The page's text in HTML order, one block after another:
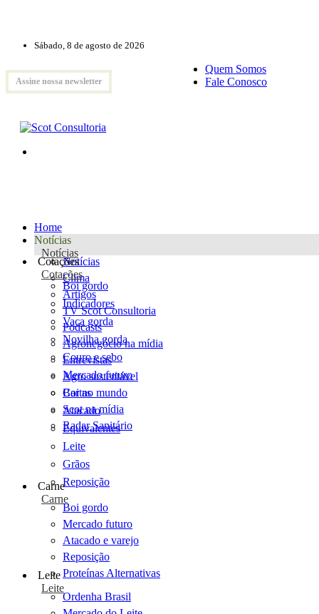
Sábado, 8 de agosto de 2026
Assine nossa newsletter
Quem Somos
Fale Conosco
Home
Notícias
Notícias
Notícias
Clima
Artigos
TV Scot Consultoria
Podcasts
Agronegócio na mídia
Entrevistas
Agro sustentável
Cartas
Scot na mídia
Radar Sanitário
Cotações
Cotações
Boi gordo
Indicadores
Vaca gorda
Novilha gorda
Couro e sebo
Mercado futuro
Boi no mundo
Atacado
Equivalentes
Leite
Grãos
Reposição
Carne
Carne
Boi gordo
Mercado futuro
Atacado e varejo
Reposição
Proteínas Alternativas
Leite
Leite
Ordenha Brasil